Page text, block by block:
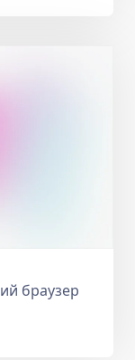
браузер